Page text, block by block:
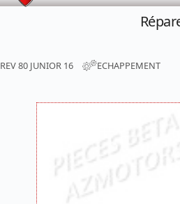
REV 80 JUNIOR 16 ECHAPPEMENT